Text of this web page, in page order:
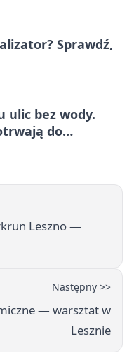
Sprawdź,
ulic bez wody.
do
Leszno —
Następny >>
— warsztat w
Lesznie